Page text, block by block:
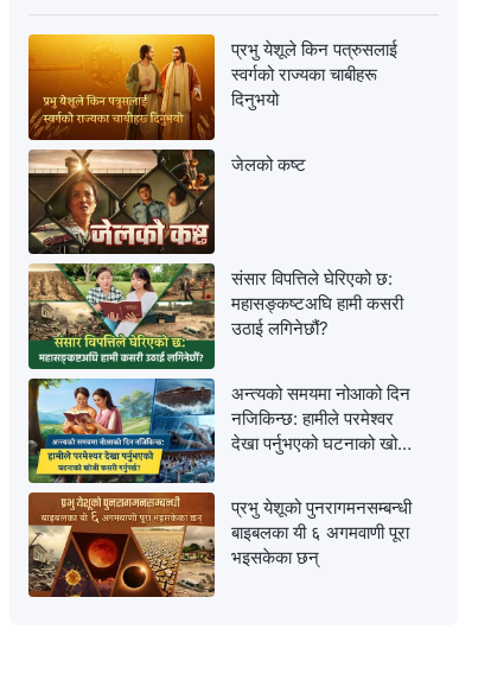
प्रभु येशूले किन पत्रुसलाई
स्वर्गको राज्यका चाबीहरू
दिनुभयो
जेलको कष्ट
संसार विपत्तिले घेरिएको छ:
महासङ्कष्टअघि हामी कसरी
उठाई लगिनेछौं?
अन्त्यको समयमा नोआको दिन
नजिकिन्छ: हामीले परमेश्‍वर
देखा पर्नुभएको घटनाको खोजी
प्रभु येशूको पुनरागमनसम्‍बन्धी
बाइबलका यी ६ अगमवाणी पूरा
भइसकेका छन्